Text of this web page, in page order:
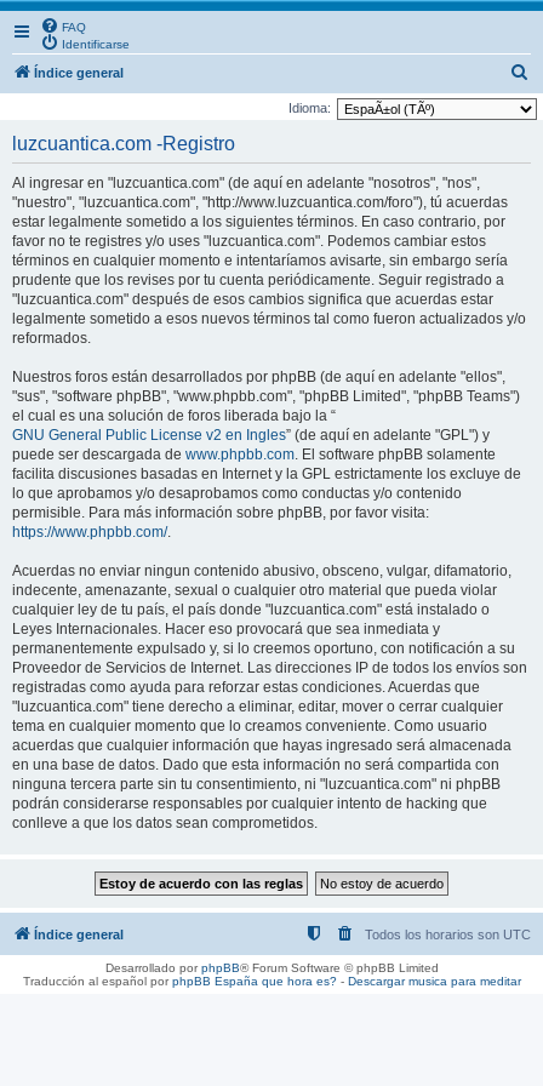
FAQ
Identificarse
Índice general
u
Idioma:
luzcuantica.com -Registro
Al ingresar en "luzcuantica.com" (de aquí en adelante "nosotros", "nos",
"nuestro", "luzcuantica.com", "http://www.luzcuantica.com/foro"), tú acuerdas
estar legalmente sometido a los siguientes términos. En caso contrario, por
favor no te registres y/o uses "luzcuantica.com". Podemos cambiar estos
términos en cualquier momento e intentaríamos avisarte, sin embargo sería
prudente que los revises por tu cuenta periódicamente. Seguir registrado a
"luzcuantica.com" después de esos cambios significa que acuerdas estar
legalmente sometido a esos nuevos términos tal como fueron actualizados y/o
reformados.
Nuestros foros están desarrollados por phpBB (de aquí en adelante "ellos",
"sus", "software phpBB", "www.phpbb.com", "phpBB Limited", "phpBB Teams")
el cual es una solución de foros liberada bajo la “
GNU General Public License v2 en Ingles” (de aquí en adelante "GPL") y
puede ser descargada de www.phpbb.com. El software phpBB solamente
facilita discusiones basadas en Internet y la GPL estrictamente los excluye de
lo que aprobamos y/o desaprobamos como conductas y/o contenido
permisible. Para más información sobre phpBB, por favor visita:
https://www.phpbb.com/.
Acuerdas no enviar ningun contenido abusivo, obsceno, vulgar, difamatorio,
indecente, amenazante, sexual o cualquier otro material que pueda violar
cualquier ley de tu país, el país donde "luzcuantica.com" está instalado o
Leyes Internacionales. Hacer eso provocará que sea inmediata y
permanentemente expulsado y, si lo creemos oportuno, con notificación a su
Proveedor de Servicios de Internet. Las direcciones IP de todos los envíos son
registradas como ayuda para reforzar estas condiciones. Acuerdas que
"luzcuantica.com" tiene derecho a eliminar, editar, mover o cerrar cualquier
tema en cualquier momento que lo creamos conveniente. Como usuario
acuerdas que cualquier información que hayas ingresado será almacenada
en una base de datos. Dado que esta información no será compartida con
ninguna tercera parte sin tu consentimiento, ni "luzcuantica.com" ni phpBB
podrán considerarse responsables por cualquier intento de hacking que
conlleve a que los datos sean comprometidos.
Índice general Todos los horarios son UTC
Desarrollado porphpBB® Forum Software © phpBB Limited
Traducción al español porphpBB España que hora es?- Descargar musica para meditar